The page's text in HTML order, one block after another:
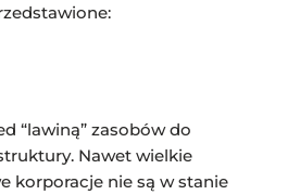
“lawiną” zasobów do
Nawet wielkie
korporacje nie są w stanie